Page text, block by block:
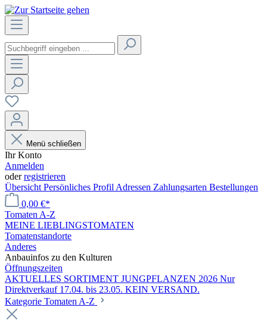
Menü schließen
Ihr Konto
Anmelden
oderregistrieren
Übersicht Persönliches Profil Adressen Zahlungsarten Bestellungen
0,00 €*
Tomaten A-Z
MEINE LIEBLINGSTOMATEN
Tomatenstandorte
Anderes
Anbauinfos zu den Kulturen
Öffnungszeiten
AKTUELLES SORTIMENT JUNGPFLANZEN 2026 Nur
Direktverkauf 17.04. bis 23.05. KEIN VERSAND.
Kategorie Tomaten A-Z